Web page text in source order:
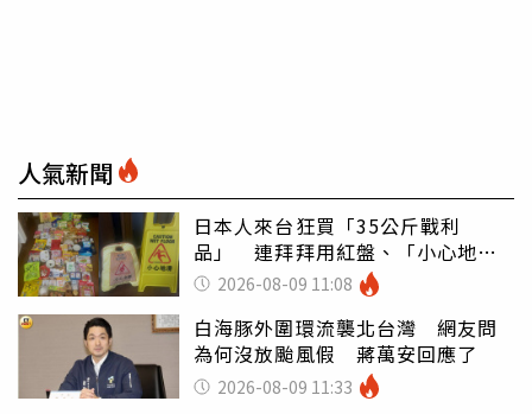
人氣新聞
日本人來台狂買「35公斤戰利
品」 連拜拜用紅盤、「小心地
滑」告示牌也帶回家
2026-08-09 11:08
白海豚外圍環流襲北台灣 網友問
為何沒放颱風假 蔣萬安回應了
2026-08-09 11:33